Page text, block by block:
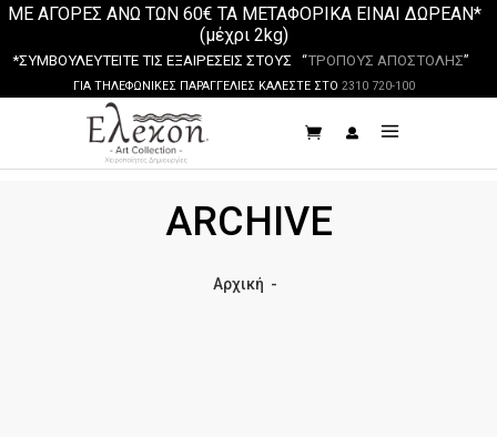
ΜΕ ΑΓΟΡΕΣ ΑΝΩ ΤΩΝ 60€ ΤΑ ΜΕΤΑΦΟΡΙΚΑ ΕΙΝΑΙ ΔΩΡΕΑΝ*
(μέχρι 2kg)
*ΣΥΜΒΟΥΛΕΥΤΕΙΤΕ ΤΙΣ ΕΞΑΙΡΕΣΕΙΣ ΣΤΟΥΣ “ΤΡΟΠΟΥΣ ΑΠΟΣΤΟΛΗΣ”
ΓΙΑ ΤΗΛΕΦΩΝΙΚΕΣ ΠΑΡΑΓΓΕΛΙΕΣ ΚΑΛΕΣΤΕ ΣΤΟ 2310 720-100
ARCHIVE
Αρχική -